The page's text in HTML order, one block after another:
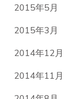
2015年5月
2015年3月
2014年12月
2014年11月